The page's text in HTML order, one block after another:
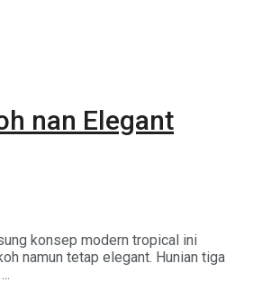
nan Elegant
konsep modern tropical ini
namun tetap elegant. Hunian tiga